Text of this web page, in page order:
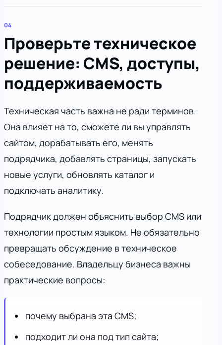
Проверьте техническое
решение: CMS, доступы,
поддерживаемость
Техническая часть важна не ради терминов.
Она влияет на то, сможете ли вы управлять
сайтом, дорабатывать его, менять
подрядчика, добавлять страницы, запускать
новые услуги, обновлять каталог и
подключать аналитику.
Подрядчик должен объяснить выбор CMS или
технологии простым языком. Не обязательно
превращать обсуждение в техническое
собеседование. Владельцу бизнеса важны
практические вопросы:
почему выбрана эта CMS;
подходит ли она под тип сайта;